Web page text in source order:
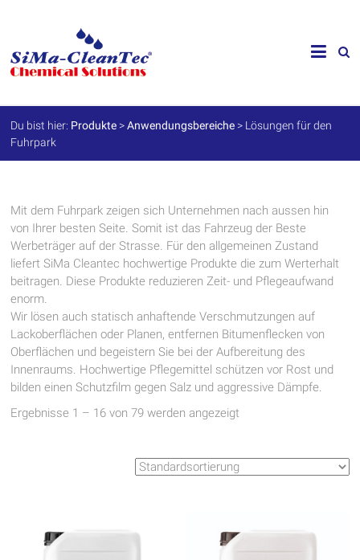
SiMa-
Cleantec
GmbH
Spezialprodukte
für
Werterhalt
Du bist hier: Produkte >Anwendungsbereiche > Lösungen für den
Fuhrpark
Mit dem Fuhrpark zeigen sich Unternehmen nach aussen hin
von Ihrer besten Seite. Somit ist das Fahrzeug der Beste
Werbeträger auf der Strasse. Für den allgemeinen Zustand
liefert SiMa Cleantec hochwertige Produkte die zum Werterhalt
beitragen. Diese Produkte reduzieren Zeit- und Pflegeaufwand
enorm.
Wir lösen auch statisch anhaftende Verschmutzungen auf
Lackoberflächen oder Planen, entfernen Bitumenflecken von
Oberflächen und begeistern Sie bei der Aufbereitung des
Innenraums. Hochwertige Pflegemittel schützen vor Rost und
bilden einen Schutzfilm gegen Salz und aggressive Dämpfe.
Ergebnisse 1 – 16 von 79 werden angezeigt